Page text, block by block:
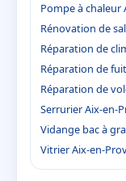
Pompe à chaleur
Rénovation de
Réparation de
Réparation de
Réparation de
Serrurier Aix-en-
Vidange bac à
Vitrier Aix-en-